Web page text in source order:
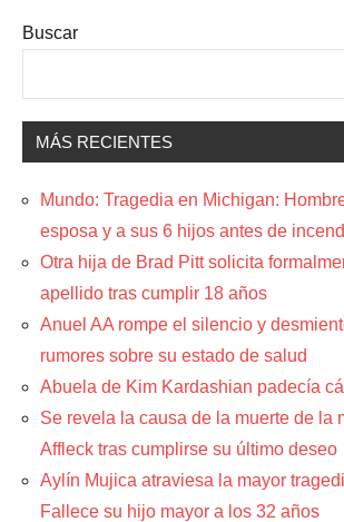
Buscar
MÁS RECIENTES
Mundo: Tragedia en Michigan:
esposa y a sus 6 hijos antes de
Otra hija de Brad Pitt solicita
apellido tras cumplir 18 años
Anuel AA rompe el silencio y
rumores sobre su estado de salud
Abuela de Kim Kardashian padecía
Se revela la causa de la muerte de la
Affleck tras cumplirse su último deseo
Aylín Mujica atraviesa la mayor
Fallece su hijo mayor a los 32 años